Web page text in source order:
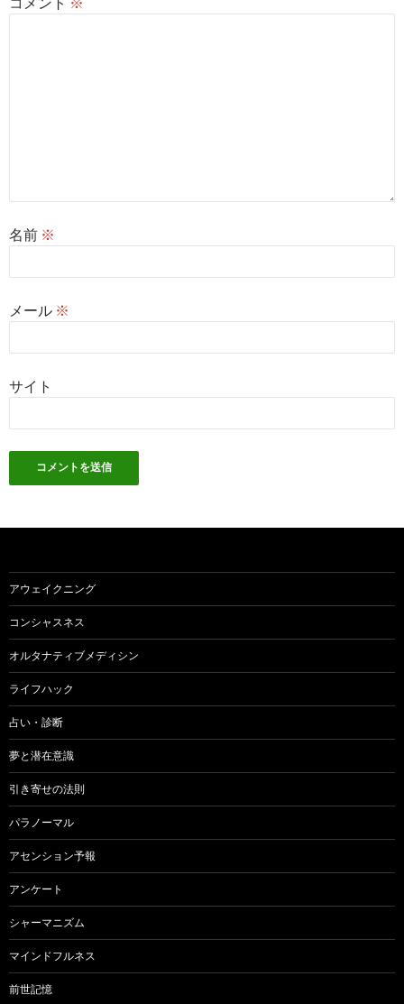
名前 ※
メール ※
サイト
アウェイクニング
コンシャスネス
オルタナティブメディシン
ライフハック
占い・診断
夢と潜在意識
引き寄せの法則
パラノーマル
アセンション予報
アンケート
シャーマニズム
マインドフルネス
前世記憶